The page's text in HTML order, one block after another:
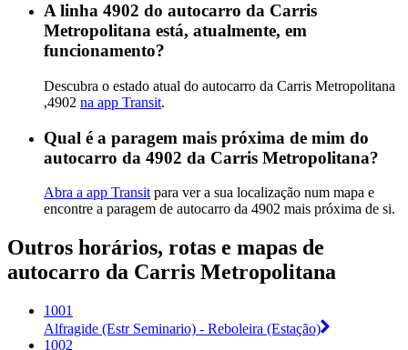
A linha 4902 do autocarro da Carris
Metropolitana está, atualmente, em
funcionamento?
Descubra o estado atual do autocarro da Carris Metropolitana
,4902 na app Transit.
Qual é a paragem mais próxima de mim do
autocarro da 4902 da Carris Metropolitana?
Abra a app Transit para ver a sua localização num mapa e
encontre a paragem de autocarro da 4902 mais próxima de si.
Outros horários, rotas e mapas de
autocarro da Carris Metropolitana
1001
Alfragide (Estr Seminario) - Reboleira (Estação)
1002